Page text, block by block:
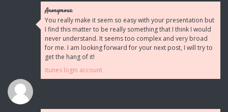
Anonymous:
You really make it seem so easy with your presentation but
I find this matter to be really something that I think I would
never understand. It seems too complex and very broad
for me. I am looking forward for your next post, I will try to
get the hang of it!
itunes login account